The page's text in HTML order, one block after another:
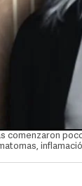
comenzaron